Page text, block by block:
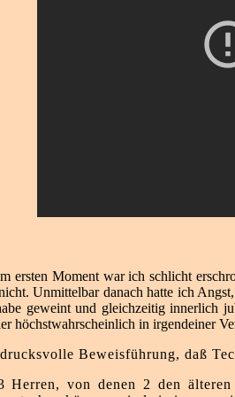
ersten Moment war ich schlicht
Unmittelbar danach hatte ich
geweint und gleichzeitig innerlich
höchstwahrscheinlich in irgendeiner
Beweisführung, daß
von denen 2 den älteren